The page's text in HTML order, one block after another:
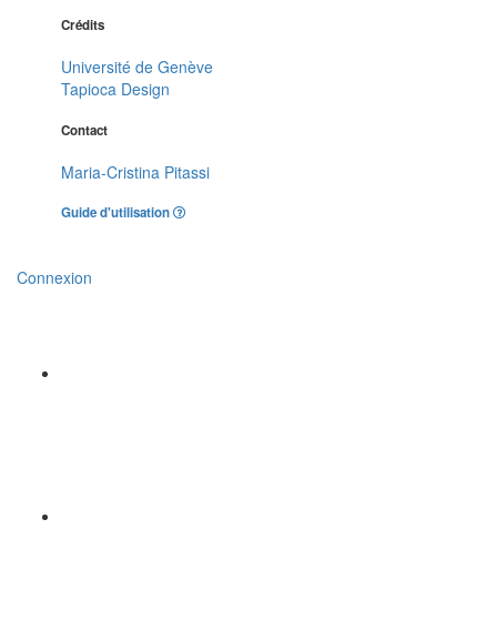
Crédits
Université de Genève
Tapioca Design
Contact
Maria-Cristina Pitassi
Guide d'utilisation
Connexion